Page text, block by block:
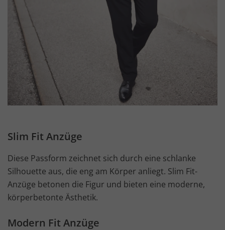
Slim Fit Anzüge
Diese Passform zeichnet sich durch eine schlanke
Silhouette aus, die eng am Körper anliegt. Slim Fit-
Anzüge betonen die Figur und bieten eine moderne,
körperbetonte Ästhetik.
Modern Fit Anzüge